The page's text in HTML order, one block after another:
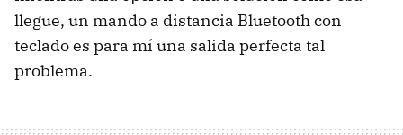
llegue, un mando a distancia Bluetooth con
teclado es para mí una salida perfecta tal
problema.